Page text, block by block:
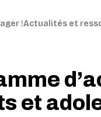
!Actualités et
et